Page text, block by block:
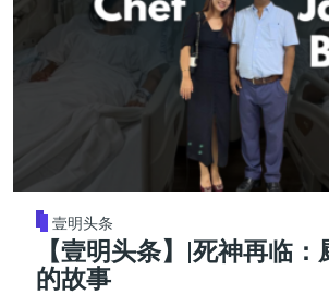
壹明头条
【壹明头条】|死神再临
的故事